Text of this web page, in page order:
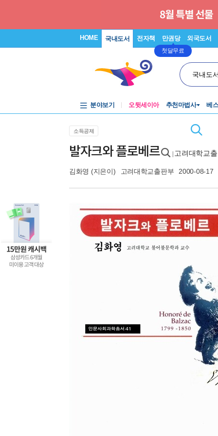
HOME 국내도서 전자책 만권당
첫달무료
외국도서
국내도
분야보기 오뒷세이아 추천마법사 베
소득공제
발자크와 플로베르 고려대학교
김화영 (지은이) 고려대학교출판부 2000-08-17